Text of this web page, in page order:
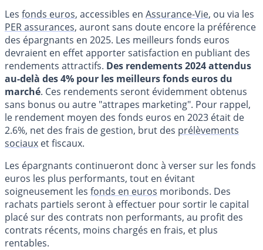
Les fonds euros, accessibles en Assurance-Vie, ou via les
PER assurances, auront sans doute encore la préférence
des épargnants en 2025. Les meilleurs fonds euros
devraient en effet apporter satisfaction en publiant des
rendements attractifs. Des rendements 2024 attendus
au-delà des 4% pour les meilleurs fonds euros du
marché. Ces rendements seront évidemment obtenus
sans bonus ou autre "attrapes marketing". Pour rappel,
le rendement moyen des fonds euros en 2023 était de
2.6%, net des frais de gestion, brut des prélèvements
sociaux et fiscaux.
Les épargnants continueront donc à verser sur les fonds
euros les plus performants, tout en évitant
soigneusement les fonds en euros moribonds. Des
rachats partiels seront à effectuer pour sortir le capital
placé sur des contrats non performants, au profit des
contrats récents, moins chargés en frais, et plus
rentables.